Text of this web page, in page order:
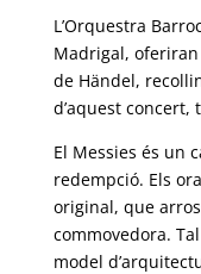
L’Orquestra
Madrigal,
de Händel,
d’aquest
El Messies és un
redempció. Els
original, que
commovedora.
model